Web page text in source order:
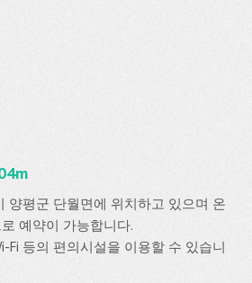
양평군 단월면에 위치하고 있으며 온
예약이 가능합니다.
Fi 등의 편의시설을 이용할 수 있습니